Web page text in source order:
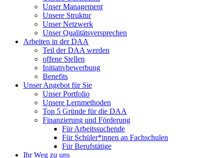
Unser Management
Unsere Struktur
Unser Netzwerk
Unser Qualitätsversprechen
Arbeiten in der DAA
Teil der DAA werden
offene Stellen
Initiativbewerbung
Benefits
Unser Angebot für Sie
Unser Portfolio
Unsere Lernmethoden
Top 5 Gründe für die DAA
Finanzierung und Förderung
Für Arbeitssuchende
Für Schüler*innen an Fachschulen
Für Berufstätige
Ihr Weg zu uns